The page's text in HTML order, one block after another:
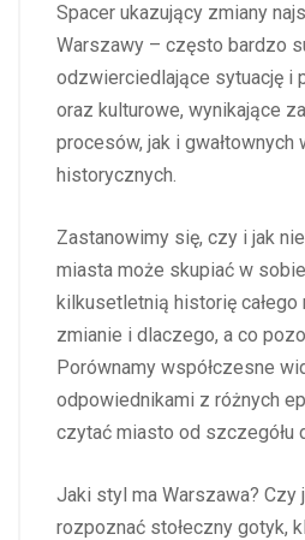
Spacer ukazujący zmiany
Warszawy – często bardzo
odzwierciedlające sytuację i
oraz kulturowe, wynikające
procesów, jak i gwałtownych
historycznych.
Zastanowimy się, czy i jak
miasta może skupiać w
kilkusetletnią historię całego
zmianie i dlaczego, a co
Porównamy współczesne
odpowiednikami z różnych
czytać miasto od szczegółu
Jaki styl ma Warszawa? Czy
rozpoznać stołeczny gotyk,